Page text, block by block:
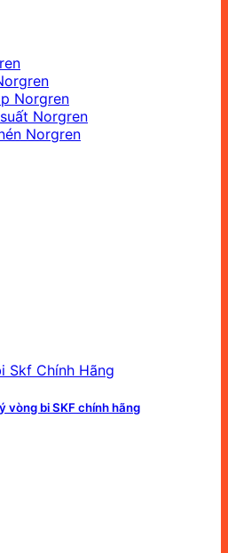
Norgren
Norgren
Norgren
vòng bi SKF chính hãng